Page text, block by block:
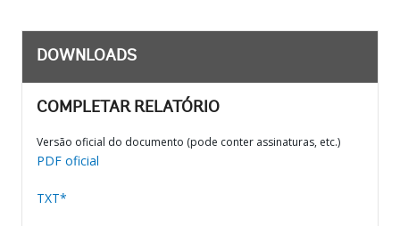
DOWNLOADS
COMPLETAR RELATÓRIO
Versão oficial do documento (pode conter assinaturas, etc.)
PDF oficial
TXT*